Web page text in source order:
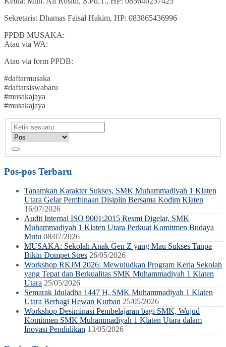
Sekretaris: Dhamas Faisal Hakim, HP: 083865436996
PPDB MUSAKA:
Atau via WA:
Atau via form PPDB:
#daftarmusaka
#daftarsiswabaru
#musakajaya
#musakajaya
Pos-pos Terbaru
Tanamkan Karakter Sukses, SMK Muhammadiyah 1 Klaten
Utara Gelar Pembinaan Disiplin Bersama Kodim Klaten
16/07/2026
Audit Internal ISO 9001:2015 Resmi Digelar, SMK
Muhammadiyah 1 Klaten Utara Perkuat Komitmen Budaya
Mutu 08/07/2026
MUSAKA: Sekolah Anak Gen Z yang Mau Sukses Tanpa
Bikin Dompet Stres 26/05/2026
Workshop RKJM 2026: Mewujudkan Program Kerja Sekolah
yang Tepat dan Berkualitas SMK Muhammadiyah 1 Klaten
Utara 25/05/2026
Semarak Iduladha 1447 H, SMK Muhammadiyah 1 Klaten
Utara Berbagi Hewan Kurban 25/05/2026
Workshop Desiminasi Pembelajaran bagi SMK, Wujud
Komitmen SMK Muhammadiyah 1 Klaten Utara dalam
Inovasi Pendidikan 13/05/2026